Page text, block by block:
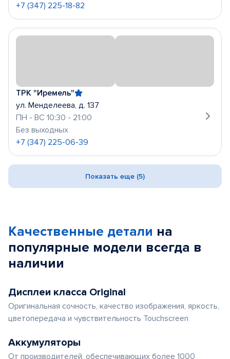
+7 (347) 225-18-82
ТРК "Иремель"
ул. Менделеева, д. 137
ПН - ВС 10:30 - 21:00
Без выходных
+7 (347) 225-06-39
Показать еще (5)
Качественные детали на
популярные модели всегда в
наличии
Дисплеи класса Original
Оригинальная сочность, качество изображения, яркость,
цветопередача и чувствительность Touchscreen
Аккумуляторы
От производителей, обеспечивающих более 1000